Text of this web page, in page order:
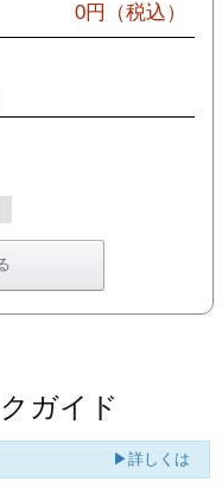
0円（税込）
ガイド
▶詳しくは